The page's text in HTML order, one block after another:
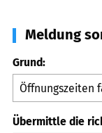
Meldung
Grund:
Übermittle die